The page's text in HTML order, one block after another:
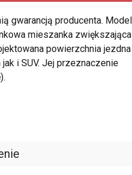
gwarancją producenta. Model
mieszanka zwiększająca
powierzchnia jezdna
i SUV. Jej przeznaczenie